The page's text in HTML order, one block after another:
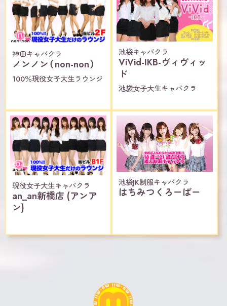
神田キャバクラ
ノンノン（non-non）
100％現役女子大生ラウンジ
池袋キャバクラ
ViVid-IKB-ヴィヴィッ
ド
池袋女子大生キャバクラ
現役女子大生キャバクラ
an_an新橋店 (アンア
ン)
池袋JK制服キャバクラ
はちみつくろーばー